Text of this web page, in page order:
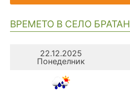
ВРЕМЕТО В СЕЛО БРАТАН
22.12.2025
Понеделник